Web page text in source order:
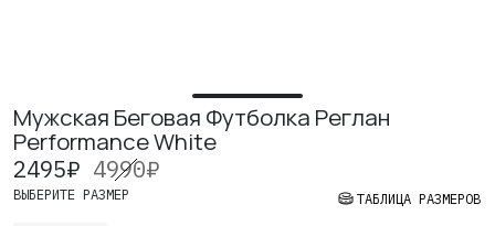
Мужская Беговая Футболка Реглан
Performance White
2495₽ 4990₽
ВЫБЕРИТЕ РАЗМЕР ТАБЛИЦА РАЗМЕРОВ